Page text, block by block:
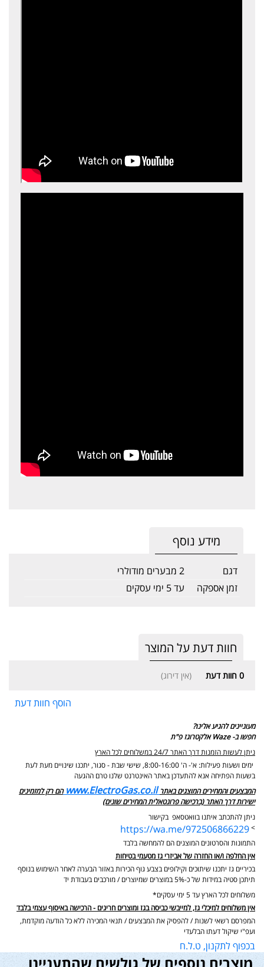
מידע נוסף
דגם
2 מבערים מודולרי
זמן אספקה
עד 5 ימי עסקים
חוות דעת על המוצר
0 חוות דעת (אין דירוג)
הוסף חוות דעת
מעוניינים להגיע אלינו?
חפשו ב- Waze אלקטרוגז פ"ת
ניתן לעשות הזמנות דרך האתר 24/7 במשלוחים לכל הארץ
ימים ושעות פעילות: א'- ה' 8:00-16:00, שישי שבת - סגור,
יתכנו שינויים מעת לעת
בשעות הפתיחה אנא להתעדכן באתר האינטרנט שלנו טרם ההגעה
המבצעים והמחירים המוצגים באתר www.ElectroGas.co.il הם רק למזמינים
ישירות דרך האתר (ברכישה פרונטאלית המחירים שונים)
ניתן להתכתב איתנו בוואטסאפ בקישור
>
https://wa.me/972506866229
התמונות והסרטונים המוצגים הם להמחשה בלבד
אין החלפה ו/או החזרה של אביזרי גז מטעמי בטיחות
בכיריים גז יתכנו שיתוכים וקילופים בצבע גוף הכירות באזור הבערה לאחר השימוש בנוסף
תיתכן סטיה במידות של כ-5% במוצרים שמיוצרים / מורכבים בעבודת יד
משלוחים לכל הארץ עד 5 ימי עסקים*
אין משלוחים למיכלי גז, למייבשי כביסה בגז ומוצרים חריגים - הרכישה באיסוף עצמי בלבד
המפרסם רשאי לשנות / להפסיק את המבצעים / תנאי המכירה ללא כל הודעה מוקדמת,
ועפ"י שיקול דעתו הבלעדי
בכפוף לתקנון, ט.ל.ח